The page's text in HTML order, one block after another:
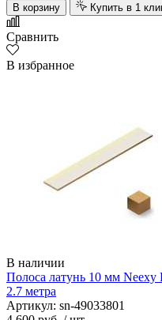
В корзину Купить в 1
Сравнить
В избранное
В наличии
Полоса латунь 10 мм
2.7 метра
Артикул: sn-49033801